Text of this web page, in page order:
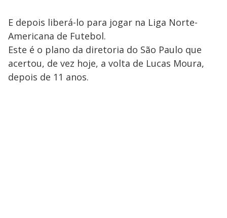
E depois liberá-lo para jogar na Liga Norte-
Americana de Futebol.
Este é o plano da diretoria do São Paulo que
acertou, de vez hoje, a volta de Lucas Moura,
depois de 11 anos.